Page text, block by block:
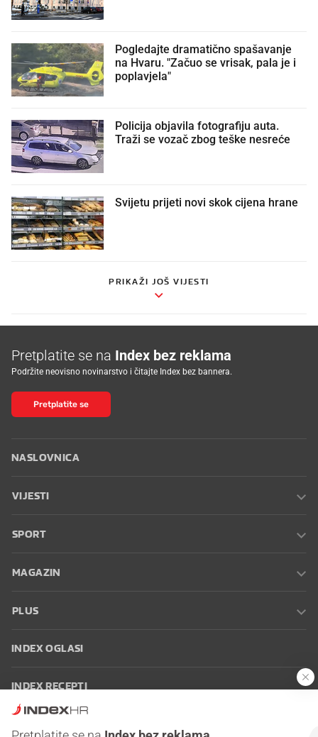
Pogledajte dramatično spašavanje
na Hvaru. "Začuo se vrisak, pala je i
poplavjela"
Policija objavila fotografiju auta.
Traži se vozač zbog teške nesreće
Svijetu prijeti novi skok cijena hrane
PRIKAŽI JOŠ VIJESTI
Pretplatite se na Index bez reklama
Podržite neovisno novinarstvo i čitajte Index bez bannera.
Pretplatite se
NASLOVNICA
VIJESTI
SPORT
MAGAZIN
PLUS
INDEX OGLASI
INDEX RECEPTI